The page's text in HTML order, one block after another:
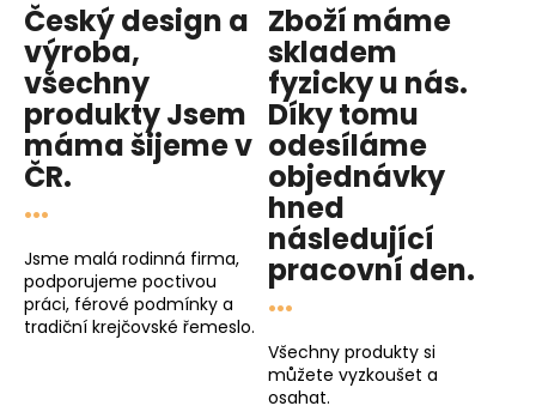
Český design a
výroba,
všechny
produktyJsem
mámašijeme v
ČR.
...
Jsme malá rodinná firma,
podporujeme poctivou
práci, férové podmínky a
tradiční krejčovské řemeslo.
Zboží máme
skladem
fyzicky u nás.
Díky tomu
odesíláme
objednávky
hned
následující
pracovní den.
...
Všechny produkty si
můžete vyzkoušet a
osahat.